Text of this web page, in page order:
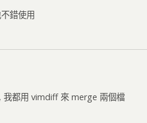
錯使用
我都用 vimdiff 來 merge 兩個檔